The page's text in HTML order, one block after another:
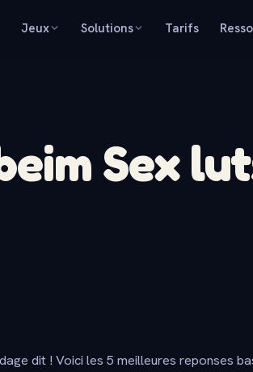
Jeux Solutions Tarifs
Sex
dit ! Voici les 5 meilleures reponses